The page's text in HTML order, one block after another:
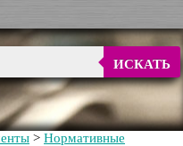
ИСКАТЬ
> Нормативные